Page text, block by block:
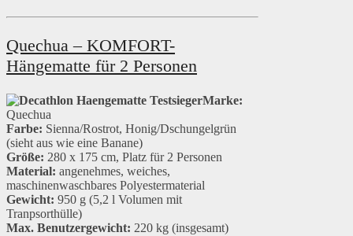
Quechua – KOMFORT-
Hängematte für 2 Personen
Marke:
Quechua
Farbe: Sienna/Rostrot, Honig/Dschungelgrün
(sieht aus wie eine Banane)
Größe: 280 x 175 cm, Platz für 2 Personen
Material: angenehmes, weiches,
maschinenwaschbares Polyestermaterial
Gewicht: 950 g (5,2 l Volumen mit
Tranpsorthülle)
Max. Benutzergewicht: 220 kg (insgesamt)